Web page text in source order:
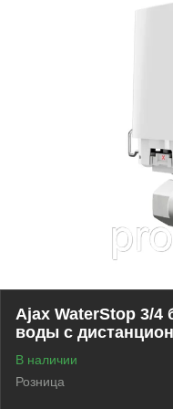
Ajax WaterStop 3/
воды с
В наличии
Розница